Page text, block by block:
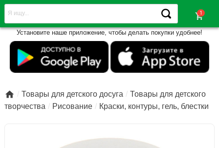
shopping_cart
Установите наше приложение, чтобы делать покупки удобнее!
 Товары для детского досуга
Товары для детского
творчества
Рисование Краски, контуры, гель, блестки